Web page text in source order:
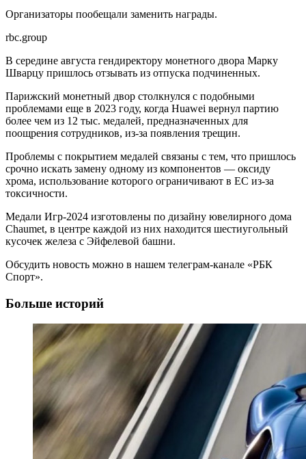
Организаторы пообещали заменить награды.
rbc.group
В середине августа гендиректору монетного двора Марку
Шварцу пришлось отзывать из отпуска подчиненных.
Парижский монетный двор столкнулся с подобными
проблемами еще в 2023 году, когда Huawei вернул партию
более чем из 12 тыс. медалей, предназначенных для
поощрения сотрудников, из-за появления трещин.
Проблемы с покрытием медалей связаны с тем, что пришлось
срочно искать замену одному из компонентов — оксиду
хрома, использование которого ограничивают в ЕС из-за
токсичности.
Медали Игр-2024 изготовлены по дизайну ювелирного дома
Chaumet, в центре каждой из них находится шестиугольный
кусочек железа с Эйфелевой башни.
Обсудить новость можно в нашем телеграм-канале «РБК
Спорт».
Больше историй